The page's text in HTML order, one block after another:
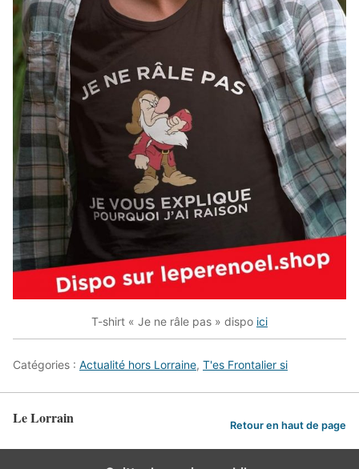
T-shirt « Je ne râle pas » dispo ici
Catégories : Actualité hors Lorraine, T'es Frontalier si
Le Lorrain Retour en haut de page